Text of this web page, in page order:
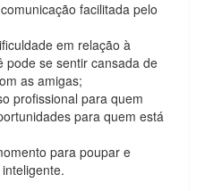
facilitada pelo
em relação à
pode se sentir cansada de
as amigas;
profissional para quem
para quem está
para poupar e